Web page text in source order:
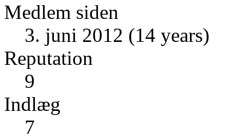
Medlem siden
3. juni 2012 (14 years)
Reputation
9
Indlæg
7